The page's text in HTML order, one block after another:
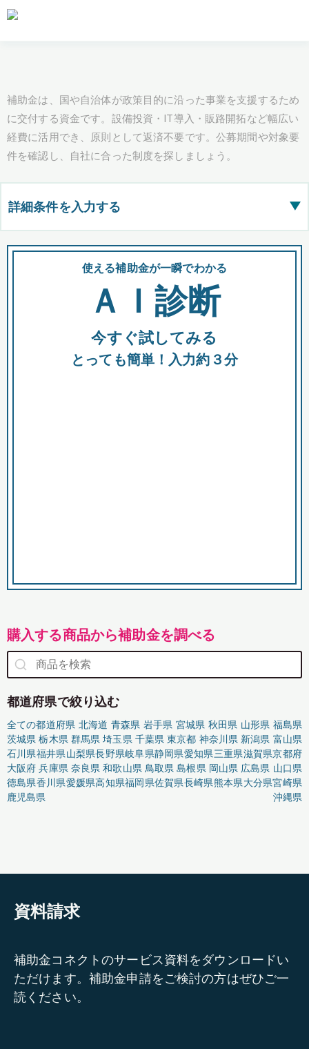
補助金は、国や自治体が政策目的に沿った事業を支援するため
に交付する資金です。設備投資・IT導入・販路開拓など幅広い
経費に活用でき、原則として返済不要です。公募期間や対象要
件を確認し、自社に合った制度を探しましょう。
詳細条件を入力する ▶
都道府県
全国の検索結果を含めて表示
助成金 融資 出資
使える補助金が一瞬でわかる
ＡＩ診断
今すぐ試してみる
とっても簡単！入力約３分
購入する商品から補助金を調べる
都道府県で絞り込む
全ての都道府県 北海道 青森県 岩手県 宮城県 秋田県 山形県 福島県
茨城県 栃木県 群馬県 埼玉県 千葉県 東京都 神奈川県 新潟県 富山県
石川県福井県山梨県長野県岐阜県静岡県愛知県三重県滋賀県京都府
大阪府 兵庫県 奈良県 和歌山県 鳥取県 島根県 岡山県 広島県 山口県
徳島県香川県愛媛県高知県福岡県佐賀県長崎県熊本県大分県宮崎県
鹿児島県
沖縄県
資料請求
補助金コネクトのサービス資料をダウンロードい
ただけます。補助金申請をご検討の方はぜひご一
読ください。